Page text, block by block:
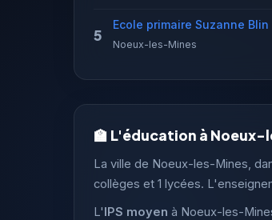
5
Ecole primaire Suzanne Blin
Noeux-les-Mines
🏫 L'éducation à Noeux-
La ville de Noeux-les-Mines,
collèges et 1 lycées.
L'IPS moyen à Noeux-les-